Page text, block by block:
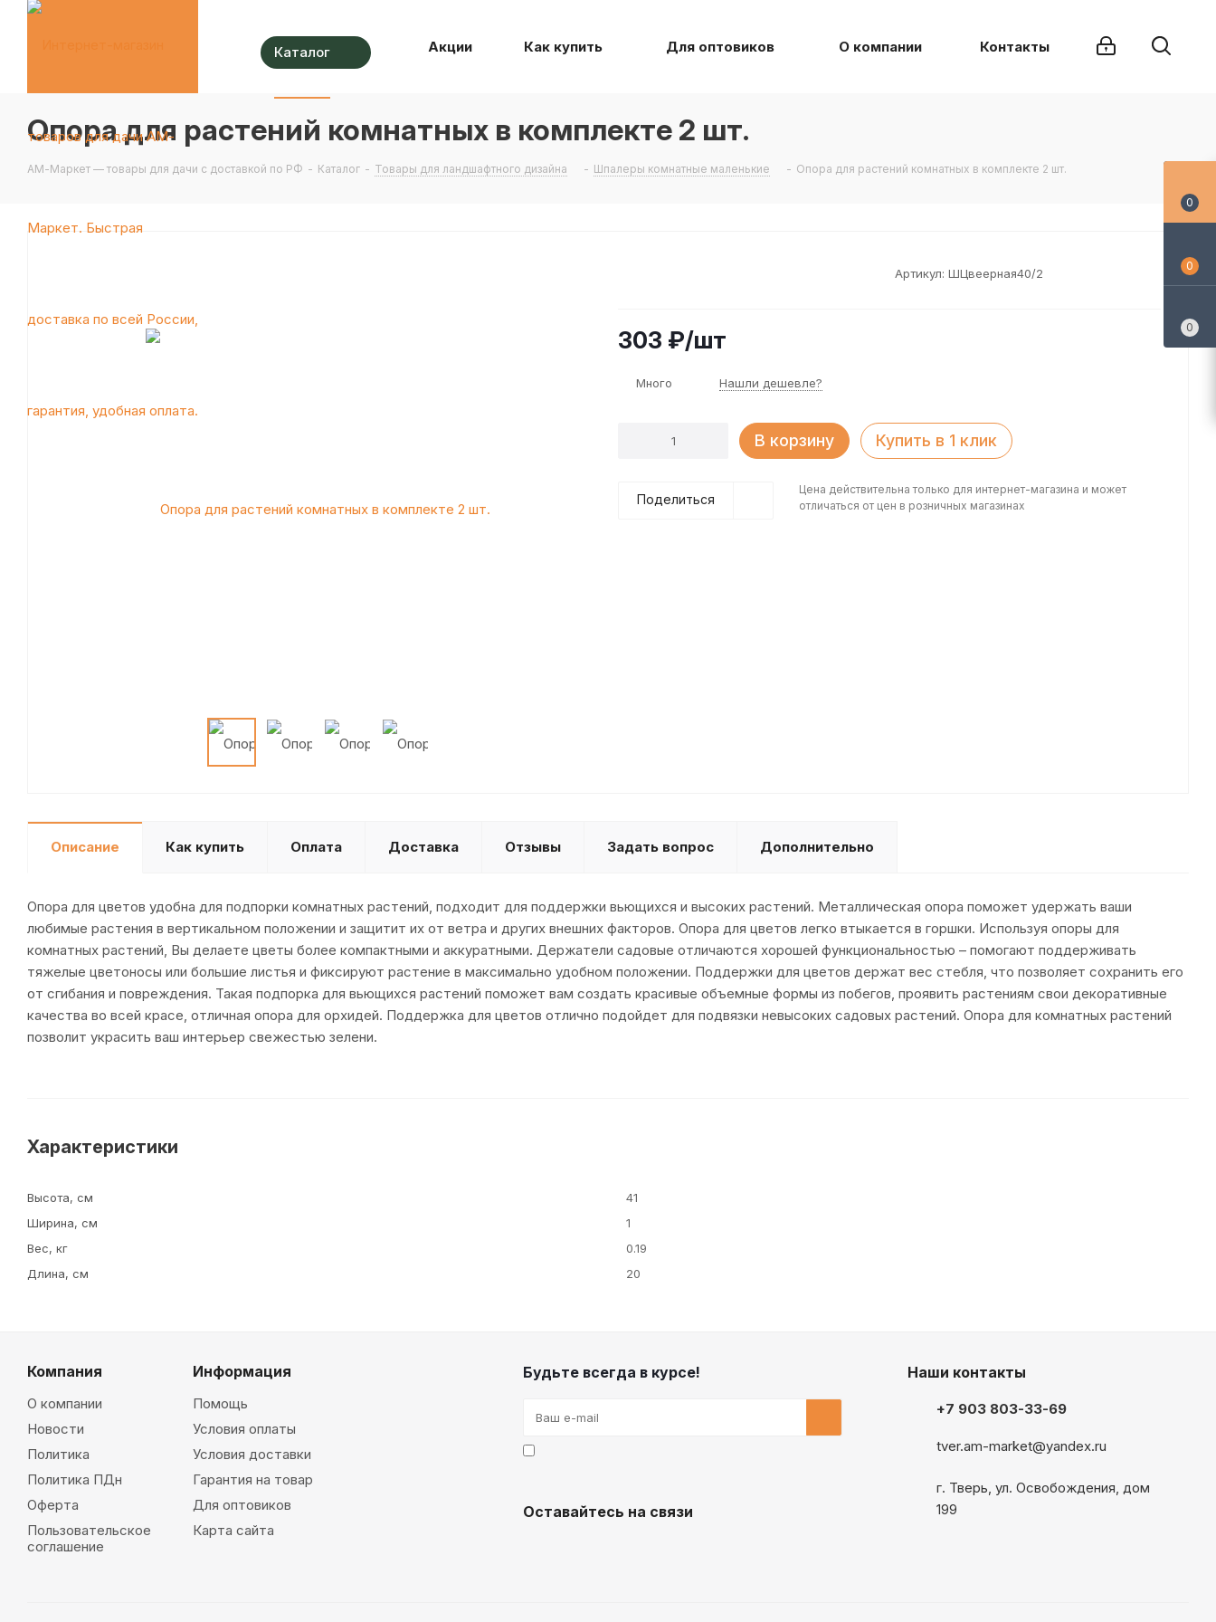
Каталог Акции Как купить Для оптовиков О компании Контакты
Опора для растений комнатных в комплекте 2 шт.
АМ-Маркет — товары для дачи с доставкой по РФ - Каталог - Товары для ландшафтного дизайна - Шпалеры комнатные маленькие - Опора для растений комнатных в комплекте 2 шт.
Артикул: ШЦвеерная40/2
303 ₽/шт
Много Нашли дешевле?
В корзину Купить в 1 клик
Поделиться
Цена действительна только для интернет-магазина и может
отличаться от цен в розничных магазинах
Описание Как купить Оплата Доставка Отзывы Задать вопрос Дополнительно
Опора для цветов удобна для подпорки комнатных растений, подходит для поддержки вьющихся и высоких растений. Металлическая опора поможет удержать ваши
любимые растения в вертикальном положении и защитит их от ветра и других внешних факторов. Опора для цветов легко втыкается в горшки. Используя опоры для
комнатных растений, Вы делаете цветы более компактными и аккуратными. Держатели садовые отличаются хорошей функциональностью – помогают поддерживать
тяжелые цветоносы или большие листья и фиксируют растение в максимально удобном положении. Поддержки для цветов держат вес стебля, что позволяет сохранить его
от сгибания и повреждения. Такая подпорка для вьющихся растений поможет вам создать красивые объемные формы из побегов, проявить растениям свои декоративные
качества во всей красе, отличная опора для орхидей. Поддержка для цветов отлично подойдет для подвязки невысоких садовых растений. Опора для комнатных растений
позволит украсить ваш интерьер свежестью зелени.
Характеристики
Высота, см
41
Ширина, см
1
Вес, кг
0.19
Длина, см
20
Компания
О компании
Новости
Политика
Политика ПДн
Оферта
Пользовательское
соглашение
Информация
Помощь
Условия оплаты
Условия доставки
Гарантия на товар
Для оптовиков
Карта сайта
Будьте всегда в курсе!
Оставайтесь на связи
Наши контакты
+7 903 803-33-69
tver.am-market@yandex.ru
г. Тверь, ул. Освобождения, дом
199
0
0
0